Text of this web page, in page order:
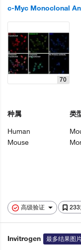
c-Myc Monoclonal
高级验证 233
70
种属
Human
Mouse
类
Invitrogen 最多结果图